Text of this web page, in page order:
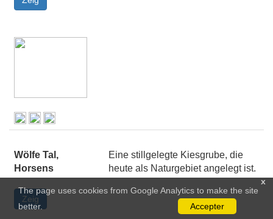
Wölfe Tal,
Horsens
Eine stillgelegte Kiesgrube, die
heute als Naturgebiet angelegt ist.
x
The page uses cookies from Google Analytics to make the site
better.
Accepter